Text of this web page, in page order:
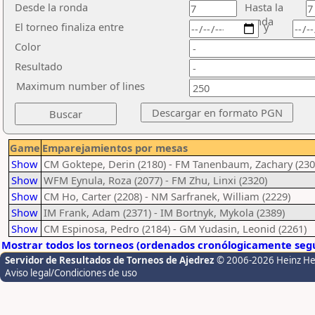
Desde la ronda
Hasta la
ronda
El torneo finaliza entre
Color
Resultado
y
Maximum number of lines
Game Emparejamientos por mesas
Show CM Goktepe, Derin (2180) - FM Tanenbaum, Zachary
Show WFM Eynula, Roza (2077) - FM Zhu, Linxi (2320)
Show CM Ho, Carter (2208) - NM Sarfranek, William (2229)
Show IM Frank, Adam (2371) - IM Bortnyk, Mykola (2389)
Show CM Espinosa, Pedro (2184) - GM Yudasin, Leonid (2261)
Mostrar todos los torneos (ordenados cronólogicamente
Servidor de Resultados de Torneos de Ajedrez © 2006-2026 Heinz
Aviso legal/Condiciones de uso